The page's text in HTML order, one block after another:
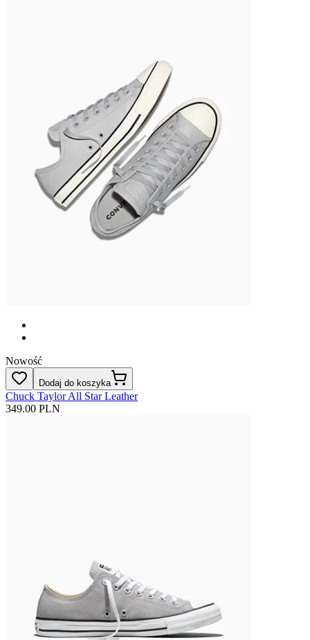
Nowość
Dodaj do koszyka
Chuck Taylor All Star Leather
349.00 PLN